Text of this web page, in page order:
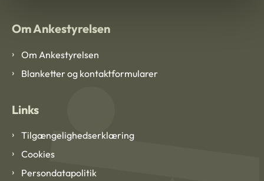
Om Ankestyrelsen
Om Ankestyrelsen
Blanketter og kontaktformularer
Links
Tilgængelighedserklæring
Cookies
Persondatapolitik